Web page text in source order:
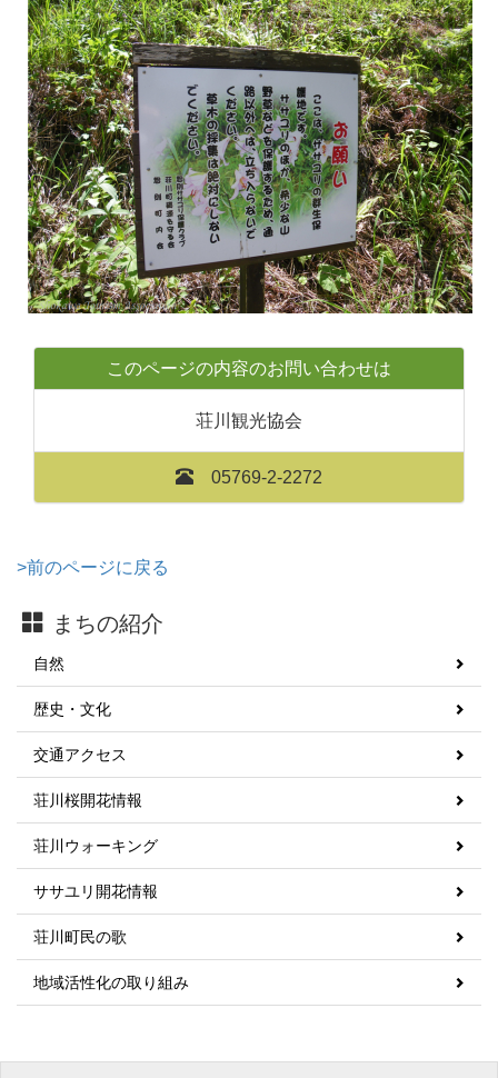
このページの内容のお問い合わせは
荘川観光協会
05769-2-2272
>前のページに戻る
まちの紹介
自然
歴史・文化
交通アクセス
荘川桜開花情報
荘川ウォーキング
ササユリ開花情報
荘川町民の歌
地域活性化の取り組み